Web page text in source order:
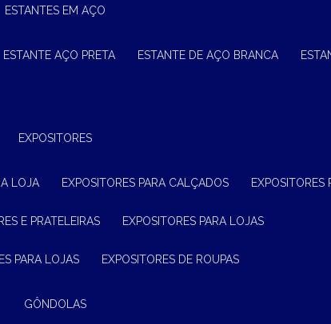
ESTANTES EM AÇO
ESTANTE AÇO PRETA ESTANTE DE AÇO BRANCA
EXPOSITORES
LOJA EXPOSITORES PARA CALÇADOS
E PRATELEIRAS EXPOSITORES PARA LOJAS
PARA LOJAS EXPOSITORES DE ROUPAS
GÔNDOLAS